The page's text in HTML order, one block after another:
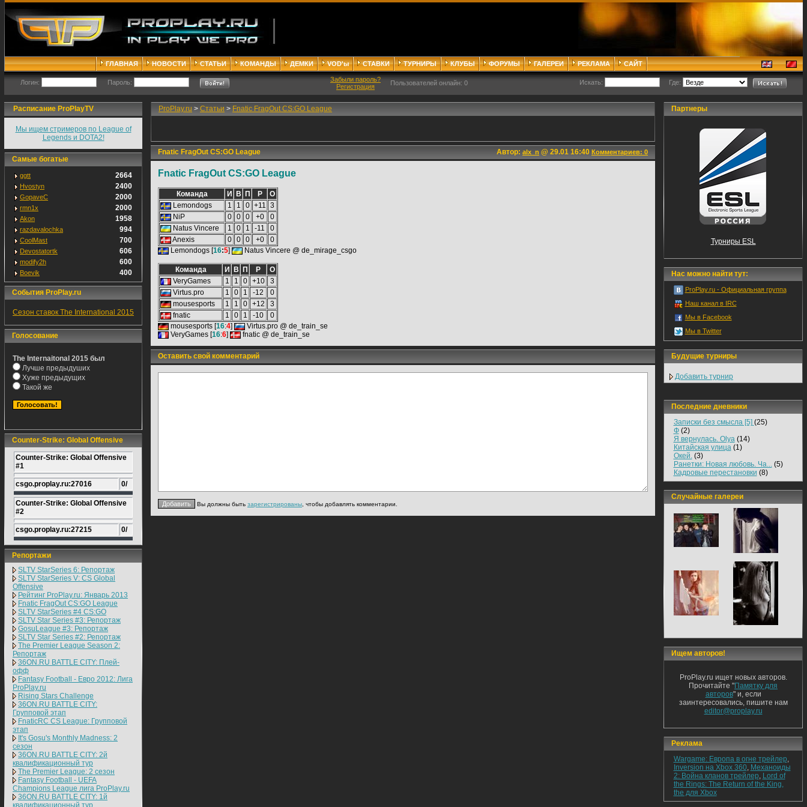
ГЛАВНАЯ НОВОСТИ СТАТЬИ КОМАНДЫ ДЕМКИ VOD'ы СТАВКИ ТУРНИРЫ КЛУБЫ ФОРУМЫ ГАЛЕРЕИ РЕКЛАМА САЙТ
Логин: Пароль:
Забыли пароль?
Регистрация
Пользователей онлайн: 0 Искать: Где:
Расписание ProPlayTV
Мы ищем стримеров по League of
Legends и DOTA2!
Самые богатые
ggtt 2664
Hvostyn 2400
GopaveC 2000
rmn1x 2000
Akon 1958
razdavalochka 994
CoolMast 700
Devostatortk 606
modify2h 600
Boevik 400
События ProPlay.ru
Сезон ставок The International 2015
Голосование
The Internaitonal 2015 был
Лучше предыдуших
Хуже предыдущих
Такой же
Counter-Strike: Global Offensive
Counter-Strike: Global Offensive
#1
csgo.proplay.ru:27016 0/
Counter-Strike: Global Offensive
#2
csgo.proplay.ru:27215 0/
Репортажи
SLTV StarSeries 6: Репортаж
SLTV StarSeries V: CS Global
Offensive
Рейтинг ProPlay.ru: Январь 2013
Fnatic FragOut CS:GO League
SLTV StarSeries #4 CS:GO
SLTV Star Series #3: Репортаж
GosuLeague #3: Репортаж
SLTV Star Series #2: Репортаж
The Premier League Season 2:
Репортаж
36ON.RU BATTLE CITY: Плей-
офф
Fantasy Football - Евро 2012: Лига
ProPlay.ru
Rising Stars Challenge
36ON.RU BATTLE CITY:
Групповой этап
FnaticRC CS League: Групповой
этап
It's Gosu's Monthly Madness: 2
сезон
36ON.RU BATTLE CITY: 2й
квалификационный тур
The Premier League: 2 cезон
Fantasy Football - UEFA
Champions League лига ProPlay.ru
36ON.RU BATTLE CITY: 1й
квалификационный тур
ProPlay.ru > Статьи > Fnatic FragOut CS:GO League
Fnatic FragOut CS:GO League Автор: alx_n @ 29.01 16:40 Комментариев: 0
Fnatic FragOut CS:GO League
Команда И В П Р
О
Lemondogs
1 1 0 +11 3
NiP
0 0 0 +0
0
Natus Vincere
1 0 1 -11
0
Anexis
0 0 0 +0
0
Lemondogs [16:5] Natus Vincere @ de_mirage_csgo
Команда И В П Р
О
VeryGames
1 1 0 +10
3
Virtus.pro
1 0 1 -12
0
mousesports
1 1 0 +12
3
fnatic
1 0 1 -10
0
mousesports [16:4]
Virtus.pro @ de_train_se
VeryGames [16:6] fnatic @ de_train_se
Оставить свой комментарий
Вы должны быть зарегистрированы , чтобы добавлять комментарии.
Партнеры
Турниры ESL
Нас можно найти тут:
ProPlay.ru - Официальная группа
Наш канал в IRC
Мы в Facebook
Мы в Twitter
Будущие турниры
Добавить турнир
Последние дневники
Записки без смысла [5] (25)
Ф(2)
Я вернулась. Olya(14)
Китайская улица(1)
Окей.(3)
Ранетки: Новая любовь. Ча...(5)
Кадровые перестановки (8)
Случайные галереи
Ищем авторов!
ProPlay.ru ищет новых авторов.
Прочитайте "Памятку для
авторов" и, если
заинтересовались, пишите нам
editor@proplay.ru
Реклама
Wargame: Европа в огне трейлер,
Inversion на Xbox 360, Механоиды
2: Война кланов трейлер, Lord of
the Rings: The Return of the King,
the для Xbox